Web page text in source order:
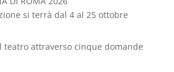
si terrà dal 4 al 25 ottobre
teatro attraverso cinque domande